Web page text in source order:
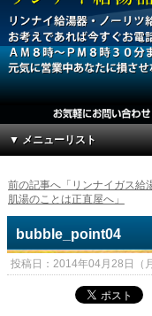
▼ メニューリスト
前の記事へ「リンナイガス給
肌湯のことは正直屋へ」
bubble_point04
投稿日：2014年04月28日